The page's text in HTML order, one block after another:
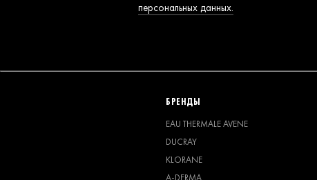
персональных данных.
БРЕНДЫ
EAU THERMALE AVENE
DUCRAY
KLORANE
A-DERMA